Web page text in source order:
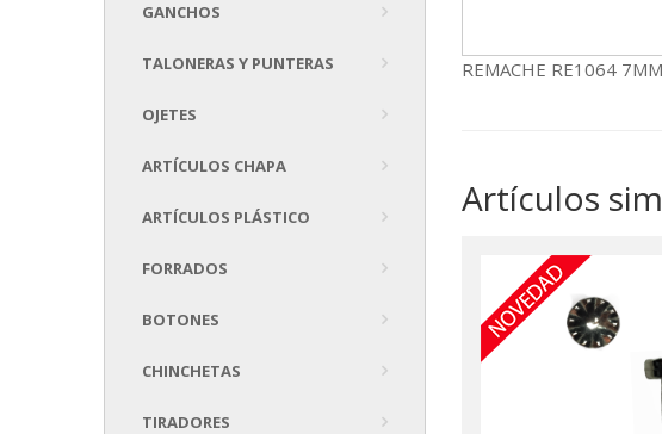
GANCHOS
TALONERAS Y PUNTERAS
OJETES
ARTÍCULOS CHAPA
ARTÍCULOS PLÁSTICO
FORRADOS
BOTONES
CHINCHETAS
TIRADORES
REMACHE RE1064 7MM
Artículos